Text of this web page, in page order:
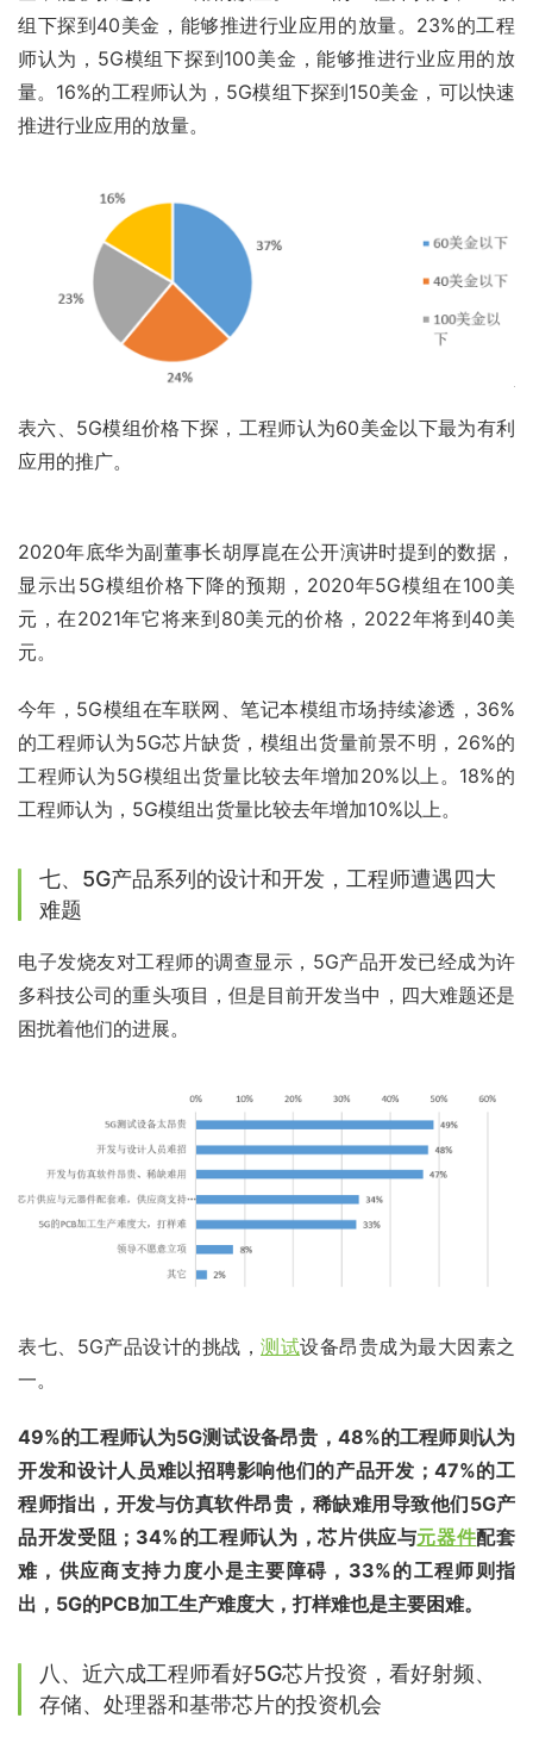
组下探到40美金，能够推进行业应用的放量。23%的工程
师认为，5G模组下探到100美金，能够推进行业应用的放
量。16%的工程师认为，5G模组下探到150美金，可以快速
推进行业应用的放量。
表六、5G模组价格下探，工程师认为60美金以下最为有利
应用的推广。
2020年底华为副董事长胡厚崑在公开演讲时提到的数据，
显示出5G模组价格下降的预期，2020年5G模组在100美
元，在2021年它将来到80美元的价格，2022年将到40美
元。
今年，5G模组在车联网、笔记本模组市场持续渗透，36%
的工程师认为5G芯片缺货，模组出货量前景不明，26%的
工程师认为5G模组出货量比较去年增加20%以上。18%的
工程师认为，5G模组出货量比较去年增加10%以上。
七、5G产品系列的设计和开发，工程师遭遇四大
难题
电子发烧友对工程师的调查显示，5G产品开发已经成为许
多科技公司的重头项目，但是目前开发当中，四大难题还是
困扰着他们的进展。
表七、5G产品设计的挑战， 测试设备昂贵成为最大因素之
一。
49%的工程师认为5G测试设备昂贵，48%的工程师则认为
开发和设计人员难以招聘影响他们的产品开发；47%的工
程师指出，开发与仿真软件昂贵，稀缺难用导致他们5G产
品开发受阻；34%的工程师认为，芯片供应与元器件配套
难，供应商支持力度小是主要障碍，33%的工程师则指
出，5G的PCB加工生产难度大，打样难也是主要困难。
八、近六成工程师看好5G芯片投资，看好射频、
存储、处理器和基带芯片的投资机会